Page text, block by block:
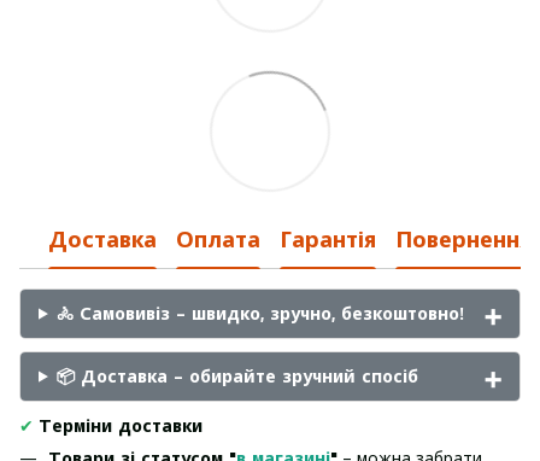
Доставка Оплата Гарантія Повернення
🚴 Самовивіз – швидко, зручно, безкоштовно!
📦 Доставка – обирайте зручний спосіб
✔ Терміни доставки